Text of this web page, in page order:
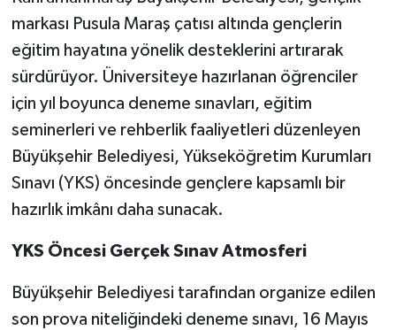
markası Pusula Maraş çatısı altında gençlerin
eğitim hayatına yönelik desteklerini artırarak
sürdürüyor. Üniversiteye hazırlanan öğrenciler
için yıl boyunca deneme sınavları, eğitim
seminerleri ve rehberlik faaliyetleri düzenleyen
Büyükşehir Belediyesi, Yükseköğretim Kurumları
Sınavı (YKS) öncesinde gençlere kapsamlı bir
hazırlık imkânı daha sunacak.
YKS Öncesi Gerçek Sınav Atmosferi
Büyükşehir Belediyesi tarafından organize edilen
son prova niteliğindeki deneme sınavı, 16 Mayıs